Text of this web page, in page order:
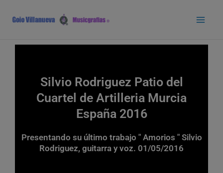
contenido
Silvio Rodriguez Patio del
Cuartel de Artilleria Murcia
España 2016
Presentando su último trabajo " Amorios " Silvio
Rodriguez, guitarra y voz. 01/05/2016